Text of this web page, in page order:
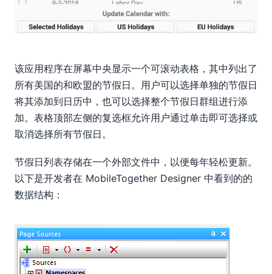
该应用程序在屏幕中央显示一个可滚动表格，其中列出了
所有美国的和欧盟的节假日。用户可以选择单独的节假日
将其添加到日历中，也可以选择整个节假日群组进行添
加。表格顶部左侧的复选框允许用户通过单击即可选择或
取消选择所有节假日。
节假日列表存储在一个外部文件中，以便每年轻松更新。
以下是开发者在 MobileTogether Designer 中看到的的
数据结构：